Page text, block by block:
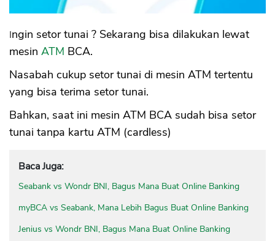
Ingin setor tunai ? Sekarang bisa dilakukan lewat
mesin ATM BCA.
Nasabah cukup setor tunai di mesin ATM tertentu
yang bisa terima setor tunai.
Bahkan, saat ini mesin ATM BCA sudah bisa setor
tunai tanpa kartu ATM (cardless)
Baca Juga:
Seabank vs Wondr BNI, Bagus Mana Buat Online Banking
myBCA vs Seabank, Mana Lebih Bagus Buat Online Banking
Jenius vs Wondr BNI, Bagus Mana Buat Online Banking